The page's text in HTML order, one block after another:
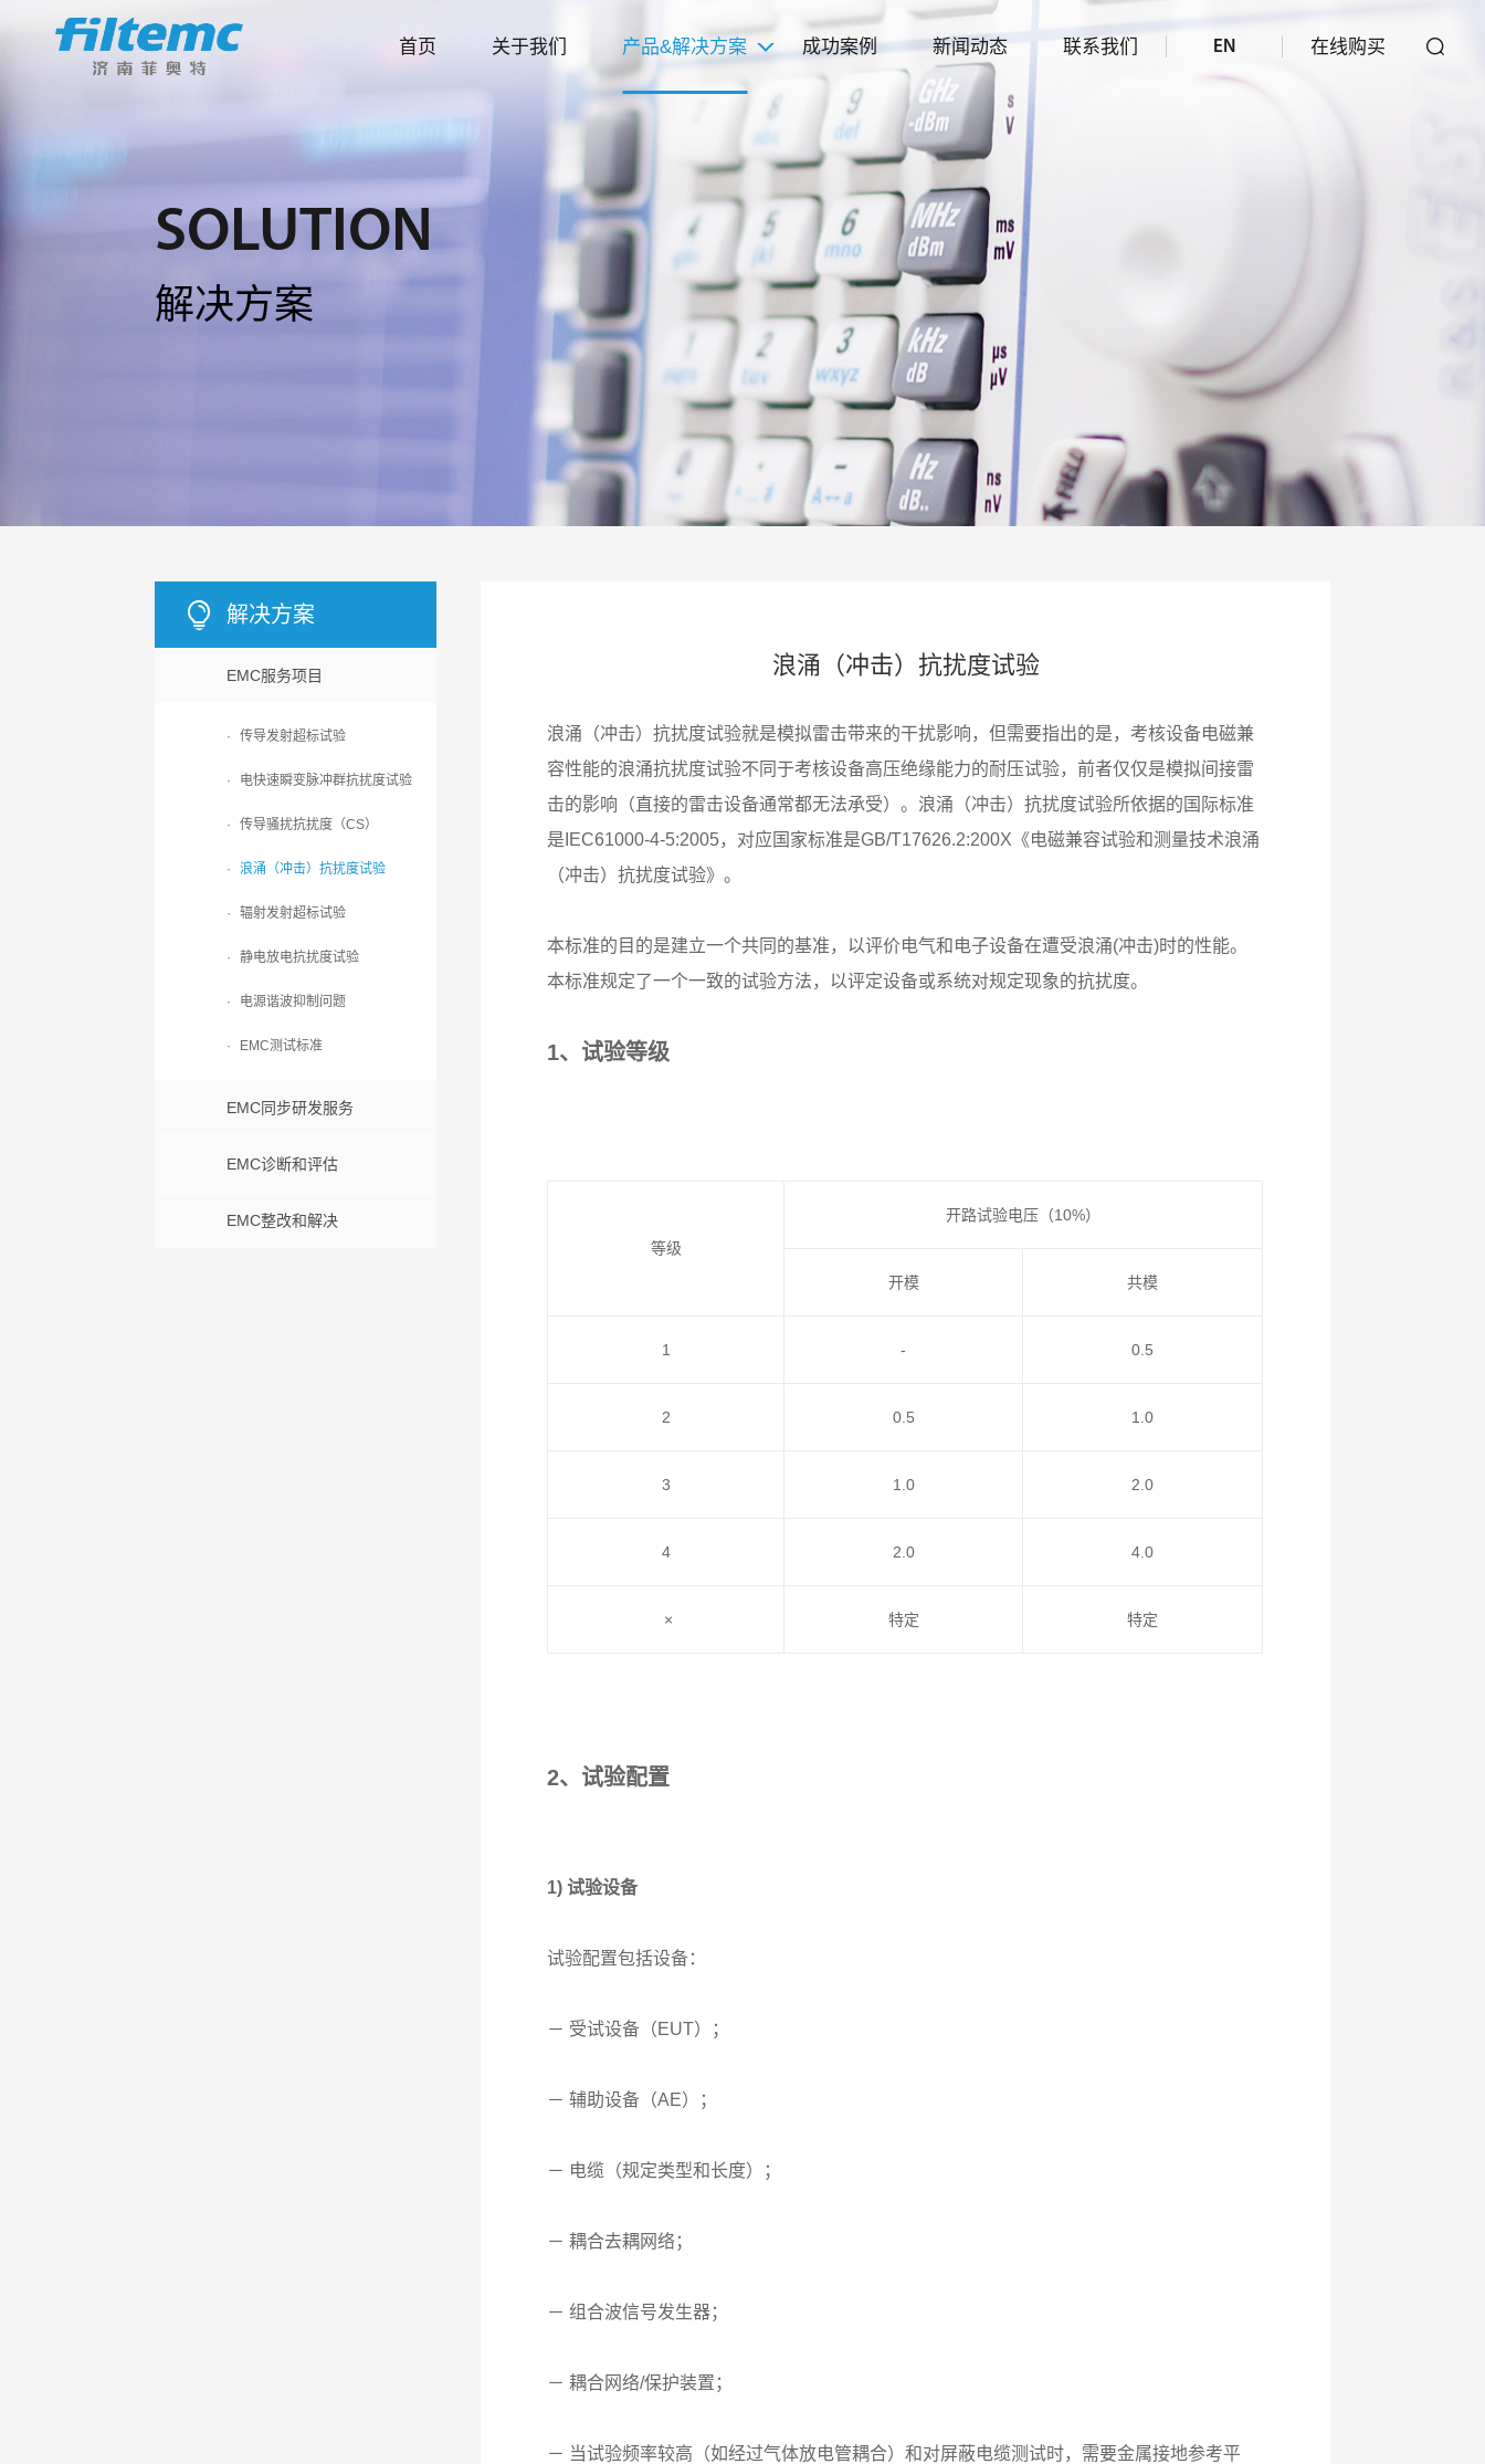
首页 关于我们 产品&解决方案 成功案例 新闻动态 联系我们 EN 在线购买
SOLUTION
解决方案
解决方案
EMC服务项目
· 传导发射超标试验
· 电快速瞬变脉冲群抗扰度试验
· 传导骚扰抗扰度（CS）
· 浪涌（冲击）抗扰度试验
· 辐射发射超标试验
· 静电放电抗扰度试验
· 电源谐波抑制问题
· EMC测试标准
EMC同步研发服务
EMC诊断和评估
EMC整改和解决
浪涌（冲击）抗扰度试验
浪涌（冲击）抗扰度试验就是模拟雷击带来的干扰影响，但需要指出的是，考核设备电磁兼
容性能的浪涌抗扰度试验不同于考核设备高压绝缘能力的耐压试验，前者仅仅是模拟间接雷
击的影响（直接的雷击设备通常都无法承受）。浪涌（冲击）抗扰度试验所依据的国际标准
是IEC61000-4-5:2005，对应国家标准是GB/T17626.2:200X《电磁兼容试验和测量技术浪涌
（冲击）抗扰度试验》。
本标准的目的是建立一个共同的基准，以评价电气和电子设备在遭受浪涌(冲击)时的性能。
本标准规定了一个一致的试验方法，以评定设备或系统对规定现象的抗扰度。
1、试验等级
等级
开路试验电压（10%）
开模 共模
1 - 0.5
2 0.5 1.0
3 1.0 2.0
4 2.0 4.0
× 特定 特定
2、试验配置
1) 试验设备
试验配置包括设备：
－ 受试设备（EUT）；
－ 辅助设备（AE）；
－ 电缆（规定类型和长度）；
－ 耦合去耦网络；
－ 组合波信号发生器；
－ 耦合网络/保护装置；
－ 当试验频率较高（如经过气体放电管耦合）和对屏蔽电缆测试时，需要金属接地参考平